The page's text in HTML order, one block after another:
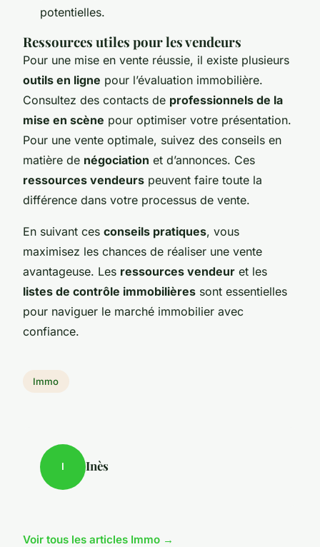
potentielles.
Ressources utiles pour les vendeurs
Pour une mise en vente réussie, il existe plusieurs
outils en ligne pour l’évaluation immobilière.
Consultez des contacts de professionnels de la
mise en scène pour optimiser votre présentation.
Pour une vente optimale, suivez des conseils en
matière de négociation et d’annonces. Ces
ressources vendeurs peuvent faire toute la
différence dans votre processus de vente.
En suivant ces conseils pratiques, vous
maximisez les chances de réaliser une vente
avantageuse. Les ressources vendeur et les
listes de contrôle immobilières sont essentielles
pour naviguer le marché immobilier avec
confiance.
Immo
I Inès
Voir tous les articles Immo →